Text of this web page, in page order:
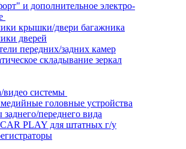
и дополнительное электро-
крышки/двери багажника
дверей
передних/задних камер
складывание зеркал
видео системы
головные устройства
переднего вида
PLAY для штатных г/у